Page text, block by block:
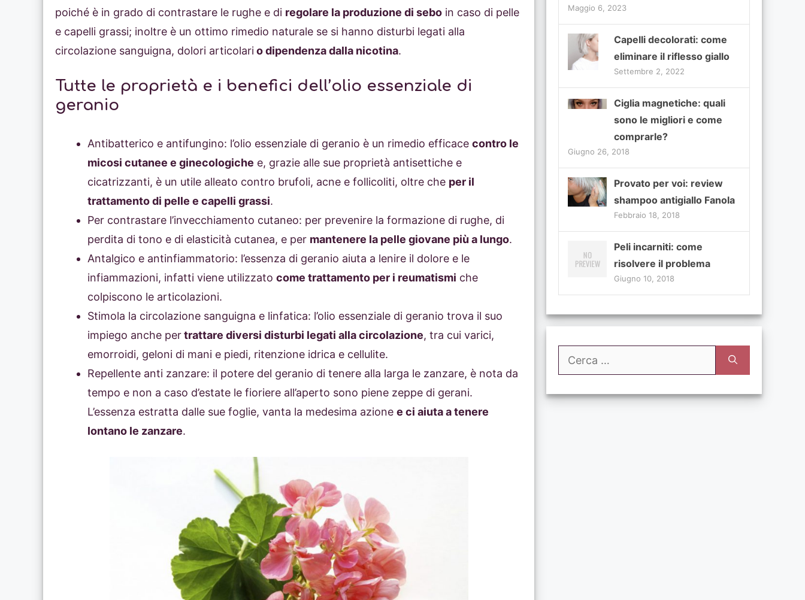
poiché è in grado di contrastare le rughe e di regolare la produzione di sebo in caso di pelle
e capelli grassi; inoltre è un ottimo rimedio naturale se si hanno disturbi legati alla
circolazione sanguigna, dolori articolario dipendenza dalla nicotina.
Tutte le proprietà e i benefici dell’olio essenziale di
geranio
Antibatterico e antifungino: l’olio essenziale di geranio è un rimedio efficace contro le
micosi cutanee e ginecologiche e, grazie alle sue proprietà antisettiche e
cicatrizzanti, è un utile alleato contro brufoli, acne e follicoliti, oltre che per il
trattamento di pelle e capelli grassi.
Per contrastare l’invecchiamento cutaneo: per prevenire la formazione di rughe, di
perdita di tono e di elasticità cutanea, e per mantenere la pelle giovane più a lungo.
Antalgico e antinfiammatorio: l’essenza di geranio aiuta a lenire il dolore e le
infiammazioni, infatti viene utilizzato come trattamento per i reumatismi che
colpiscono le articolazioni.
Stimola la circolazione sanguigna e linfatica: l’olio essenziale di geranio trova il suo
impiego anche pertrattare diversi disturbi legati alla circolazione, tra cui varici,
emorroidi, geloni di mani e piedi, ritenzione idrica e cellulite.
Repellente anti zanzare: il potere del geranio di tenere alla larga le zanzare, è nota da
tempo e non a caso d’estate le fioriere all’aperto sono piene zeppe di gerani.
L’essenza estratta dalle sue foglie, vanta la medesima azione e ci aiuta a tenere
lontano le zanzare.
Maggio 6, 2023
Capelli decolorati: come
eliminare il riflesso giallo
Settembre 2, 2022
Ciglia magnetiche: quali
sono le migliori e come
comprarle?
Giugno 26, 2018
Provato per voi: review
shampoo antigiallo Fanola
Febbraio 18, 2018
Peli incarniti: come
risolvere il problema
Giugno 10, 2018
Ricerca